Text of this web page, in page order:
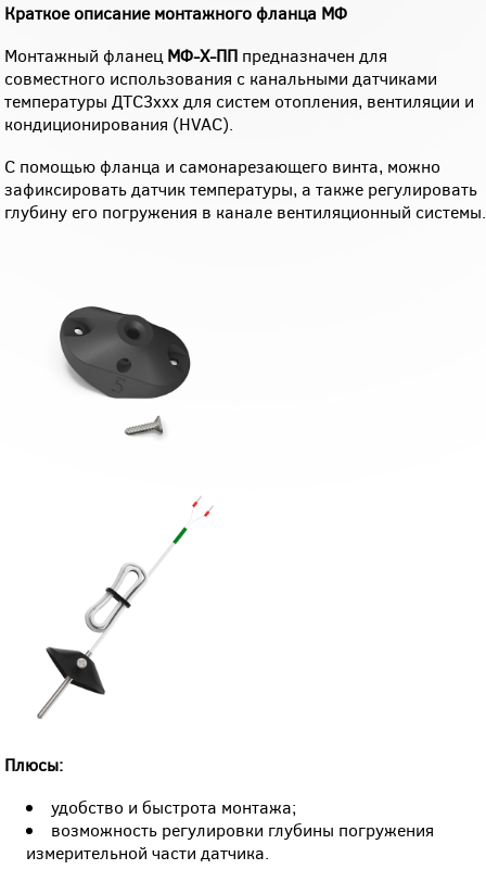
Краткое описаниемонтажного фланца МФ
Монтажный фланец МФ-Х-ПП предназначен для
совместного использования с канальными датчиками
температуры ДТС3ххх для систем отопления, вентиляции и
кондиционирования (HVAC).
С помощью фланца и самонарезающего винта, можно
зафиксировать датчик температуры, а также регулировать
глубину его погружения в канале вентиляционный системы.
Плюсы:
удобство и быстрота монтажа;
возможность регулировки глубины погружения
измерительной части датчика.